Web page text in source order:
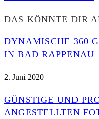
DAS KÖNNTE DIR
DYNAMISCHE 360
IN BAD RAPPENAU
2. Juni 2020
GÜNSTIGE UND
ANGESTELLTEN